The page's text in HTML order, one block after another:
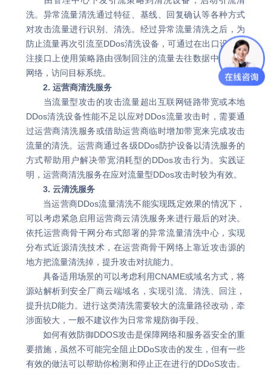
洗。异常流量清洗通过特征、基线、回复确认等各种方式
对攻击流量进行识别、清洗。经过异常流量清洗之后，为
防止流量再次引流至DDos清洗设备，可通过在出口设备回
注接口上使用策略路由强制回注的流量去往数据中心内部
网络，访问目标系统。
2. 运营商清洗服务
当流量型攻击的攻击流量超出互联网链路带宽或本地
DDos清洗设备性能不足以应对DDos流量攻击时，需要通
过运营商清洗服务或借助运营商临时增加带宽来完成攻击
流量的清洗。运营商通过各级DDos防护设备以清洗服务的
方式帮助用户解决带宽消耗型的DDos攻击行为。实践证
明，运营商清洗服务在应对流量型DDos攻击时较为有效。
3. 云清洗服务
当运营商DDos流量清洗不能实现既定效果的情况下，
可以考虑紧急启用运营商云清洗服务来进行最后的对决。
依托运营商骨干网分布式部署的异常流量清洗中心，实现
分布式近源清洗技术，在运营商骨干网络上靠近攻击源的
地方把流量清洗掉，提升攻击对抗能力。
具备适用场景的可以考虑利用CNAME或域名方式，将
源站解析到安全厂商云端域名，实现引流、清洗、回注，
提升抗D能力。进行这类清洗需要较大的流量路径改动，牵
涉面较大，一般不建议作为日常常规防御手段。
如何有效防御DDOS攻击是保障网络和服务器安全的重
要措施，虽然不可能完全阻止DDoS攻击的发生，但有一些
有效的做法可以帮助你检测和停止正在进行的DDoS攻击。